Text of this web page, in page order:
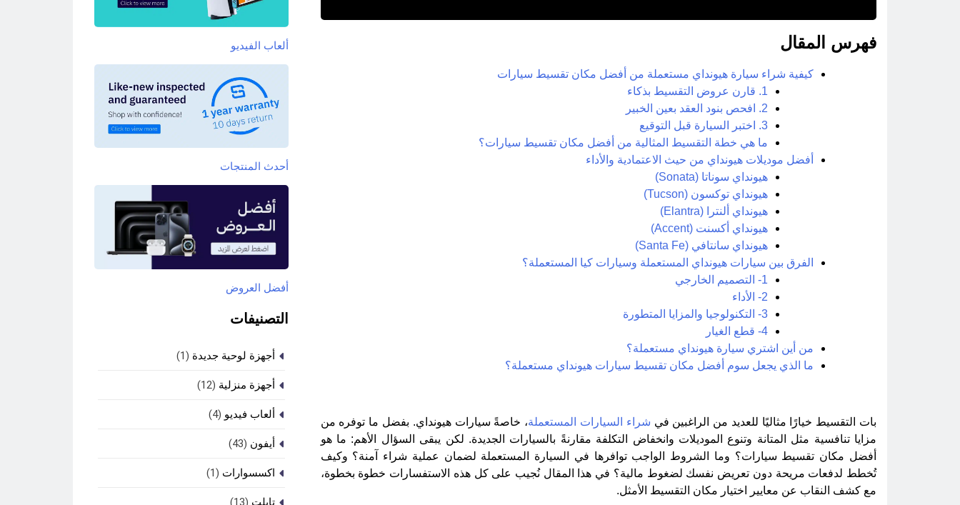
فهرس المقال
كيفية شراء سيارة هيونداي مستعملة من أفضل مكان تقسيط سيارات
1. قارن عروض التقسيط بذكاء
2. افحص بنود العقد بعين الخبير
3. اختبر السيارة قبل التوقيع
ما هي خطة التقسيط المثالية من أفضل مكان تقسيط سيارات؟
أفضل موديلات هيونداي من حيث الاعتمادية والأداء
هيونداي سوناتا (Sonata)
هيونداي توكسون (Tucson)
هيونداي ألنترا (Elantra)
هيونداي أكسنت (Accent)
هيونداي سانتافي (Santa Fe)
الفرق بين سيارات هيونداي المستعملة وسيارات كيا المستعملة؟
1- التصميم الخارجي
2- الأداء
3- التكنولوجيا والمزايا المتطورة
4- قطع الغيار
من أين اشتري سيارة هيونداي مستعملة؟
ما الذي يجعل سوم أفضل مكان تقسيط سيارات هيونداي مستعملة؟
بات التقسيط خيارًا مثاليًا للعديد من الراغبين في شراء السيارات المستعملة، خاصةً سيارات هيونداي. بفضل ما توفره من
مزايا تنافسية مثل المتانة وتنوع الموديلات وانخفاض التكلفة مقارنةً بالسيارات الجديدة. لكن يبقى السؤال الأهم: ما هو
أفضل مكان تقسيط سيارات؟ وما الشروط الواجب توافرها في السيارة المستعملة لضمان عملية شراء آمنة؟ وكيف
تُخطط لدفعات مريحة دون تعريض نفسك لضغوط مالية؟ في هذا المقال نُجيب على كل هذه الاستفسارات خطوة بخطوة،
مع كشف النقاب عن معايير اختيار مكان التقسيط الأمثل.
ألعاب الفيديو
أحدث المنتجات
أفضل العروض
التصنيفات
أجهزة لوحية جديدة (1)
أجهزة منزلية (12)
ألعاب فيديو (4)
أيفون (43)
اكسسوارات (1)
تابلت (13)